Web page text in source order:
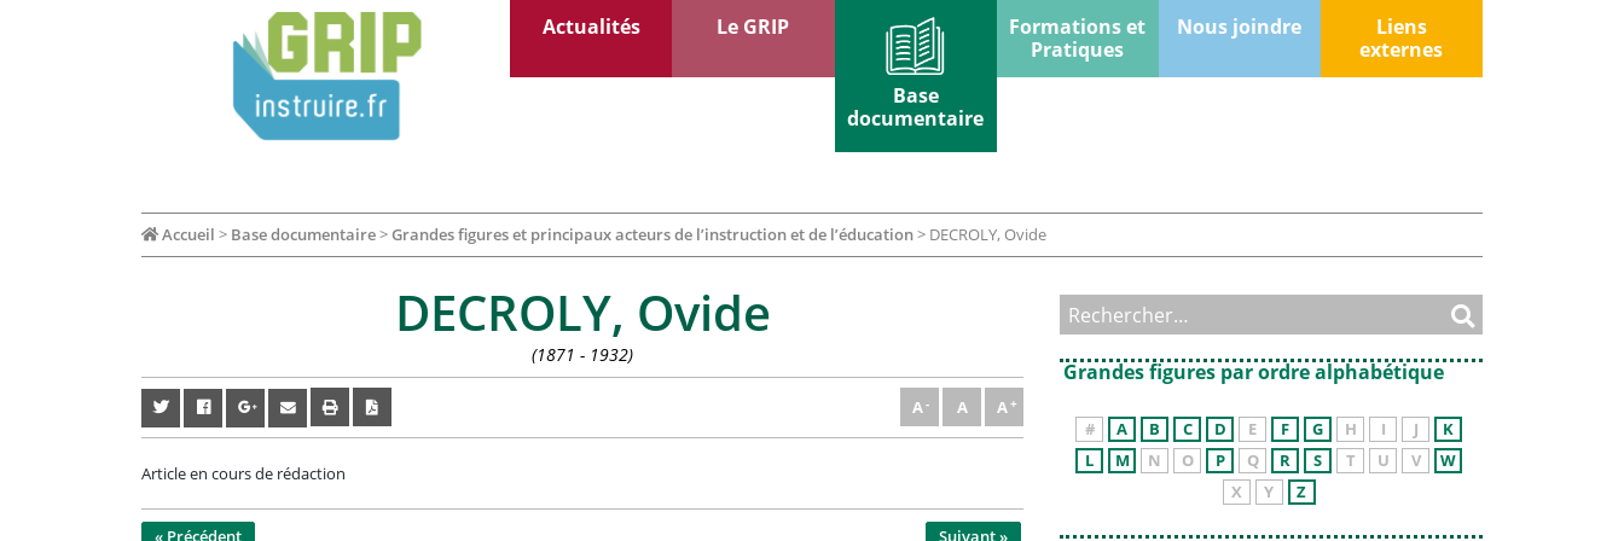
Actualités Le GRIP
Base
documentaire
Formations et
Pratiques
Nous joindre
Liens
externes
Accueil > Base documentaire>Grandes figures et principaux acteurs de l’instruction et de l’éducation> DECROLY, Ovide
DECROLY, Ovide
(1871 - 1932)
A A A
Article en cours de rédaction
« Précédent Suivant »
Grandes figures par ordre alphabétique
# A B C D E F G H I J
K
L
M N O P Q R S T U V
W
X
Y Z